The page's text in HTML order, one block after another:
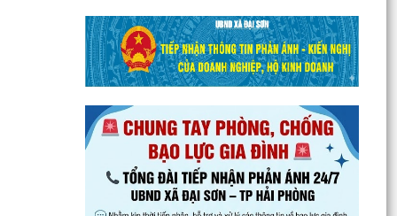
Đại Sơn trao 51 suất quà tặng nạn nhân chất
độc da cam có hoàn cảnh khó khăn
Doanh nghiệp kinh doanh lữ hành cần thực hiện
đúng quy định về ký quỹ theo pháp luật